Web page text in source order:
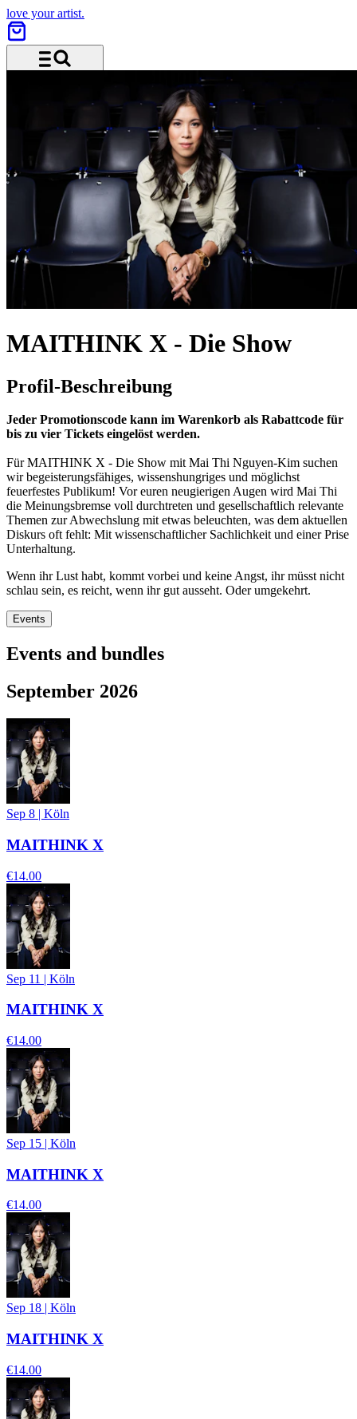
love your artist.
MAITHINK X - Die Show
Profil-Beschreibung
Jeder Promotionscode kann im Warenkorb als Rabattcode für
bis zu vier Tickets eingelöst werden.
Für MAITHINK X - Die Show mit Mai Thi Nguyen-Kim suchen
wir begeisterungsfähiges, wissenshungriges und möglichst
feuerfestes Publikum! Vor euren neugierigen Augen wird Mai Thi
die Meinungsbremse voll durchtreten und gesellschaftlich relevante
Themen zur Abwechslung mit etwas beleuchten, was dem aktuellen
Diskurs oft fehlt: Mit wissenschaftlicher Sachlichkeit und einer Prise
Unterhaltung.
Wenn ihr Lust habt, kommt vorbei und keine Angst, ihr müsst nicht
schlau sein, es reicht, wenn ihr gut ausseht. Oder umgekehrt.
Events
Events and bundles
September 2026
Sep 8 | Köln
MAITHINK X
€14.00
Sep 11 | Köln
MAITHINK X
€14.00
Sep 15 | Köln
MAITHINK X
€14.00
Sep 18 Köln
MAITHINK X
€14.00